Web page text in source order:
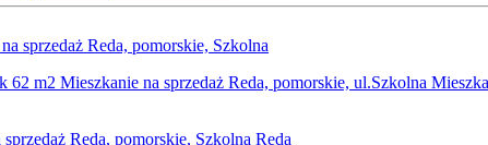
62 m2 Mieszkanie na sprzedaż Reda, pomorskie, ul.Szkolna
Reda, pomorskie, Szkolna Reda